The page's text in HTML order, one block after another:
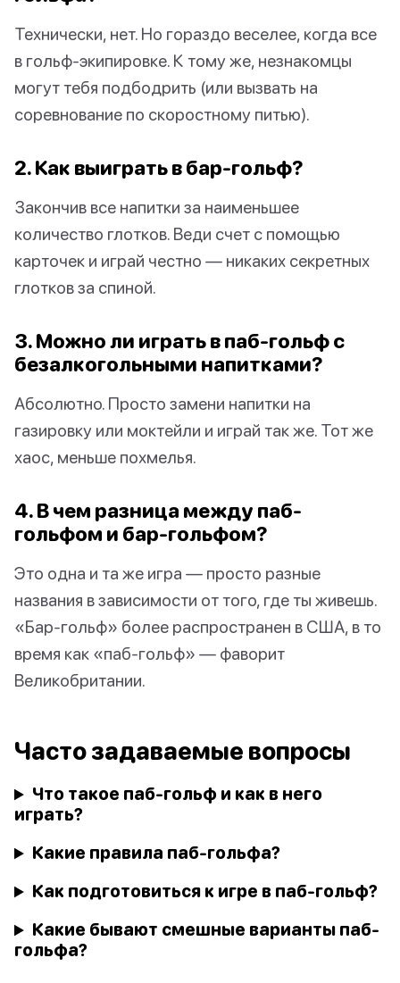
Технически, нет. Но гораздо веселее, когда все
в гольф-экипировке. К тому же, незнакомцы
могут тебя подбодрить (или вызвать на
соревнование по скоростному питью).
2. Как выиграть в бар-гольф?
Закончив все напитки за наименьшее
количество глотков. Веди счет с помощью
карточек и играй честно — никаких секретных
глотков за спиной.
3. Можно ли играть в паб-гольф с
безалкогольными напитками?
Абсолютно. Просто замени напитки на
газировку или моктейли и играй так же. Тот же
хаос, меньше похмелья.
4. В чем разница между паб-
гольфом и бар-гольфом?
Это одна и та же игра — просто разные
названия в зависимости от того, где ты живешь.
«Бар-гольф» более распространен в США, в то
время как «паб-гольф» — фаворит
Великобритании.
Часто задаваемые вопросы
Что такое паб-гольф и как в него
играть?
Какие правила паб-гольфа?
Как подготовиться к игре в паб-гольф?
Какие бывают смешные варианты паб-
гольфа?